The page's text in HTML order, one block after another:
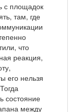
с площадок
там, где
что
реакция,
его нельзя
состояние
между